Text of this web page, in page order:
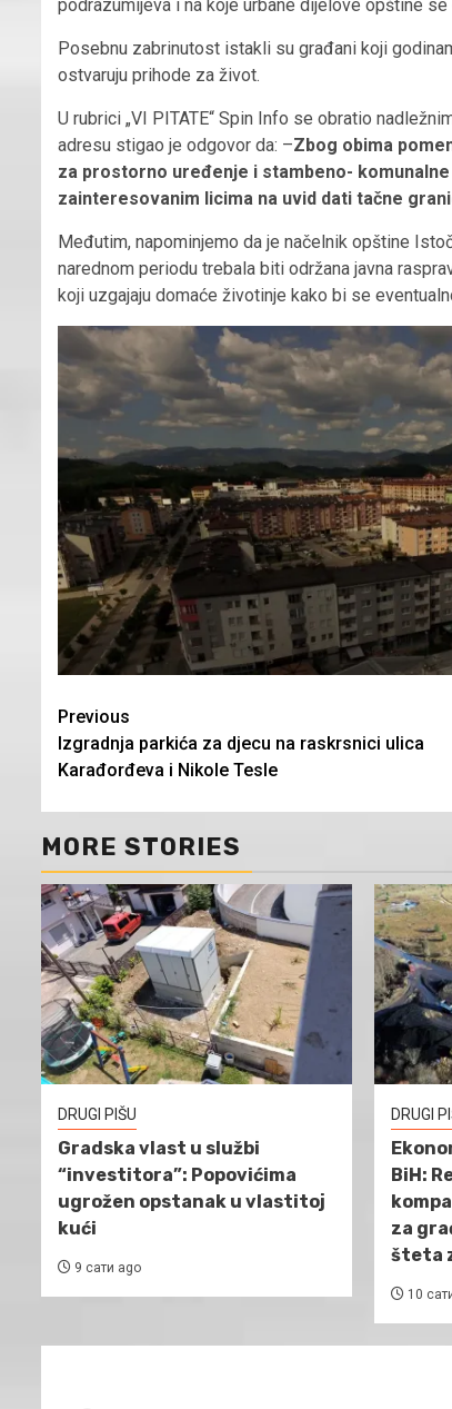
podrazumijeva i na koje urbane dijelove opštine se
Posebnu zabrinutost istakli su građani koji
ostvaruju prihode za život.
U rubrici „VI PITATE“ Spin Info se obratio
adresu stigao je odgovor da: –Zbog obima
za prostorno uređenje i stambeno-
zainteresovanim licima na uvid dati tačne
Međutim, napominjemo da je načelnik opštine
narednom periodu trebala biti održana javna
koji uzgajaju domaće životinje kako bi se
Continue
Reading
Previous
Izgradnja parkića za djecu na raskrsnici ulica
Karađorđeva i Nikole Tesle
MORE STORIES
DRUGI PIŠU
Gradska vlast u službi
“investitora”: Popovićima
ugrožen opstanak u vlastitoj
kući
9 сати ago
DRUGI
BiH:
za
šteta
10